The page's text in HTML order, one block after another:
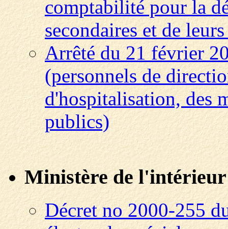
comptabilité pour la
secondaires et de
Arrêté du 21 février
(personnels de
d'hospitalisation, des
publics)
Ministère de l'intérieur
Décret no 2000-255